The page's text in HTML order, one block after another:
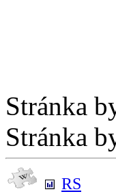
Stránka
Stránka
RS